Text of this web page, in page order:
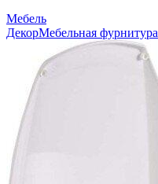
Мебель
ДекорМебельная фурнитура